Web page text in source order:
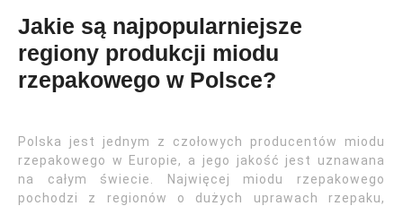
Jakie są najpopularniejsze
regiony produkcji miodu
rzepakowego w Polsce?
Polska jest jednym z czołowych producentów miodu
rzepakowego w Europie, a jego jakość jest uznawana
na całym świecie. Najwięcej miodu rzepakowego
pochodzi z regionów o dużych uprawach rzepaku,